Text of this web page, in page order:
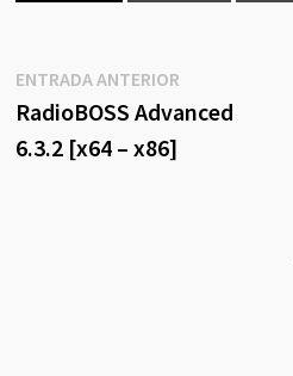
Navegación
de
entradas
ENTRADA ANTERIOREntrada
anterior:
RadioBOSS Advanced
6.3.2 [x64 – x86]